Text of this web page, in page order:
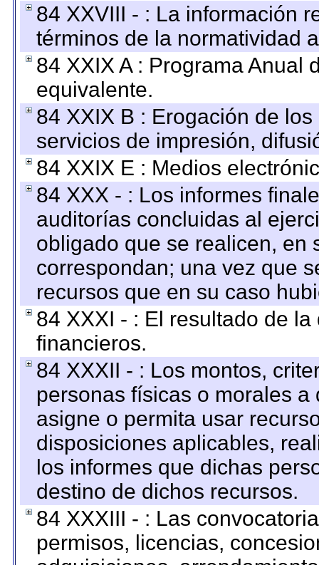
84 XXVIII - : La información
términos de la normatividad
84 XXIX A : Programa Anual
equivalente.
84 XXIX B : Erogación de
servicios de impresión,
84 XXIX E : Medios
84 XXX - : Los informes
auditorías concluidas al
obligado que se realicen, en
correspondan; una vez que
recursos que en su caso
84 XXXI - : El resultado de
financieros.
84 XXXII - : Los montos,
personas físicas o morales
asigne o permita usar
disposiciones aplicables,
los informes que dichas
destino de dichos recursos.
84 XXXIII - : Las
permisos, licencias,